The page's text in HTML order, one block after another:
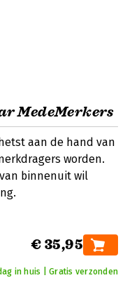
MedeMerkers
aan de hand van
worden.
binnenuit wil
€ 35,95
in huis | Gratis verzonden